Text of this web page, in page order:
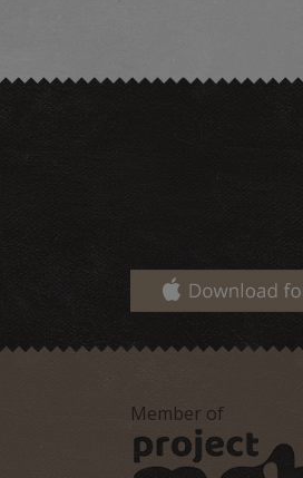
Member of